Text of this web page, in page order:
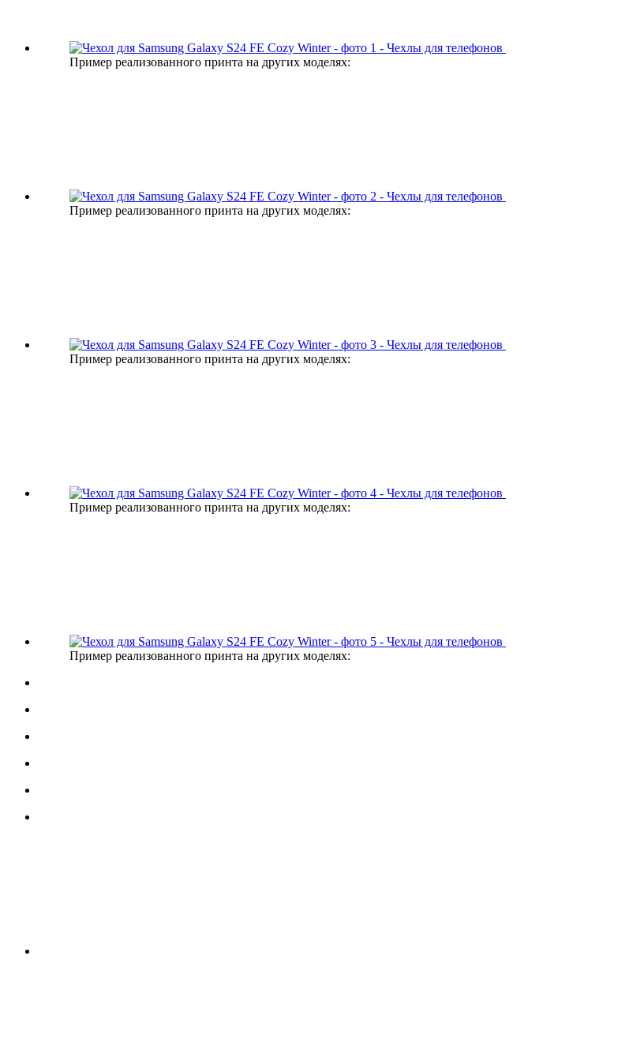
Пример реализованного принта на других моделях:
Пример реализованного принта на других моделях:
Пример реализованного принта на других моделях:
Пример реализованного принта на других моделях:
Пример реализованного принта на других моделях: